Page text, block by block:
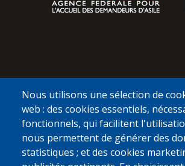
Nous utilisons une sélection de
web : des cookies essentiels,
fonctionnels, qui facilitent
nous permettent de générer des
statistiques ; et des cookies